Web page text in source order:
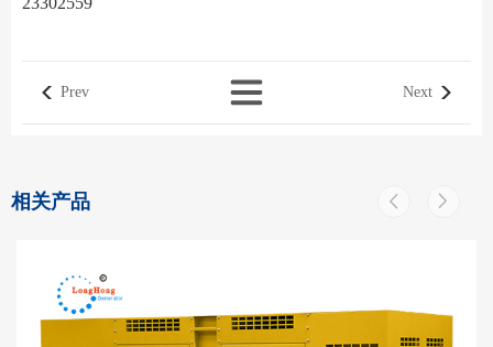
Prev Next
相关产品